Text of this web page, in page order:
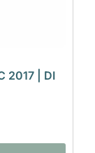
2017 | DI